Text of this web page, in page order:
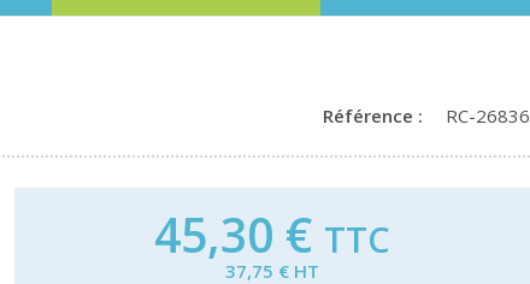
Référence : RC-26836
45,30 € TTC
37,75 € HT